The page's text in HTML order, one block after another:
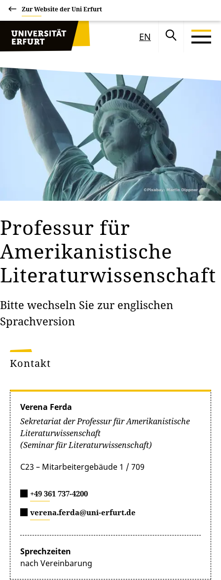
Zur Website der Uni Erfurt
EN
Professur für
Amerikanistische
Literaturwissenschaft
Bitte wechseln Sie zur englischen
Sprachversion
Kontakt
Verena Ferda
Sekretariat der Professur für Amerikanistische
Literaturwissenschaft
(Seminar für Literaturwissenschaft)
C23 – Mitarbeitergebäude 1 / 709
+49 361 737-4200
verena.ferda@uni-erfurt.de
Sprechzeiten
nach Vereinbarung